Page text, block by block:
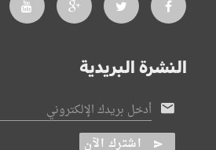
النشرة البريدية
أدخل بريدك الإلكتروني
اشترك الآن